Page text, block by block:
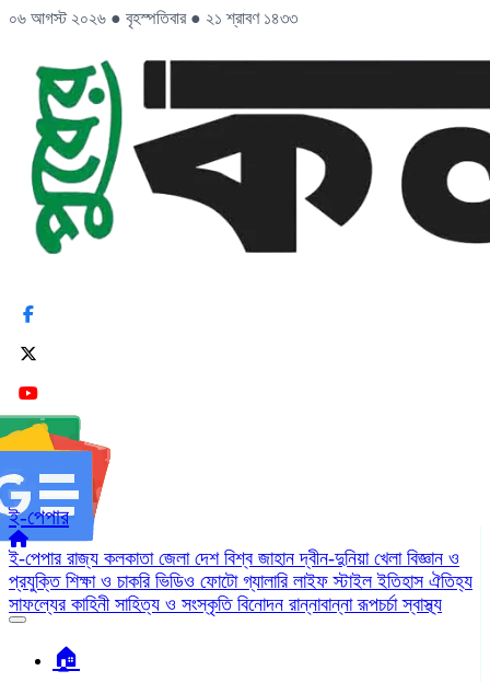
০৬ আগস্ট ২০২৬ ● বৃহস্পতিবার ● ২১ শ্রাবণ ১৪৩৩
ই-পেপার
ই-পেপার রাজ্য কলকাতা জেলা দেশ বিশ্ব জাহানদ্বীন-দুনিয়া খেলা বিজ্ঞান ও
প্রযুক্তি শিক্ষা ও চাকরি ভিডিও ফোটো গ্যালারি লাইফ স্টাইলইতিহাস ঐতিহ্য
সাফল্যের কাহিনী সাহিত্য ও সংস্কৃতি বিনোদন রান্নাবান্নারূপচর্চাস্বাস্থ্য
🏠︎